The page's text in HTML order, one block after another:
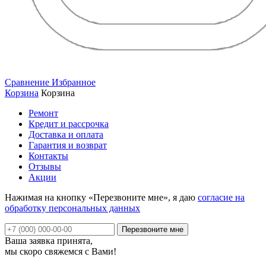
Сравнение Избранное
Корзина Корзина
Ремонт
Кредит и рассрочка
Доставка и оплата
Гарантия и возврат
Контакты
Отзывы
Акции
Нажимая на кнопку «Перезвоните мне», я даю согласие на
обработку персональных данных
Ваша заявка принята,
мы скоро свяжемся с Вами!